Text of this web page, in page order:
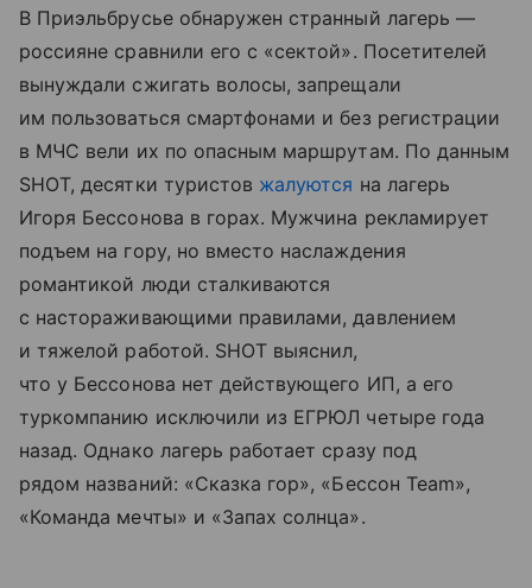
В Приэльбрусье обнаружен странный лагерь —
россияне сравнили его с «сектой». Посетителей
вынуждали сжигать волосы, запрещали
им пользоваться смартфонами и без регистрации
в МЧС вели их по опасным маршрутам. По данным
SHOT, десятки туристов жалуются на лагерь
Игоря Бессонова в горах. Мужчина рекламирует
подъем на гору, но вместо наслаждения
романтикой люди сталкиваются
с настораживающими правилами, давлением
и тяжелой работой. SHOT выяснил,
что у Бессонова нет действующего ИП, а его
туркомпанию исключили из ЕГРЮЛ четыре года
назад. Однако лагерь работает сразу под
рядом названий: «Сказка гор», «Бессон Team»,
«Команда мечты» и «Запах солнца».